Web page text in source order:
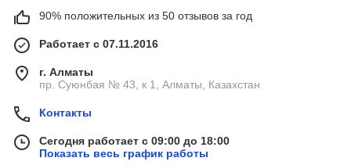
90% положительных из 50 отзывов за год
Работает с 07.11.2016
г. Алматы
пр. Суюнбая № 43, к 1, Алматы, Казахстан
Контакты
Сегодня работает с 09:00 до 18:00
Показать весь график работы